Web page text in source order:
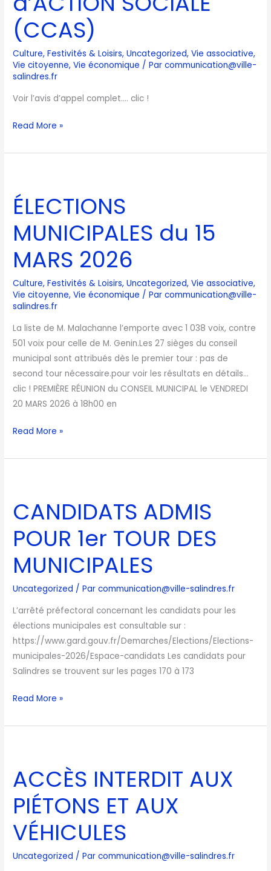
(CCAS)
Culture,Festivités & Loisirs,Uncategorized,Vie associative,
Vie citoyenne,Vie économique / Parcommunication@ville-
salindres.fr
Voir l’avis d’appel complet…. clic !
Read More »
ÉLECTIONS
MUNICIPALES du 15
MARS 2026
Culture,Festivités & Loisirs,Uncategorized,Vie associative,
Vie citoyenne,Vie économique / Parcommunication@ville-
salindres.fr
La liste de M. Malachanne l’emporte avec 1 038 voix, contre
501 voix pour celle de M. Genin.Les 27 sièges du conseil
municipal sont attribués dès le premier tour : pas de
second tour nécessaire.pour voir les résultats en détails…
clic ! PREMIÈRE RÉUNION du CONSEIL MUNICIPAL le VENDREDI
20 MARS 2026 à 18h00 en
du
MARS
Read More »
CANDIDATS ADMIS
POUR 1er TOUR DES
MUNICIPALES
Uncategorized / Parcommunication@ville-salindres.fr
L’arrêté préfectoral concernant les candidats pour les
élections municipales est consultable sur :
https://www.gard.gouv.fr/Demarches/Elections/Elections-
municipales-2026/Espace-candidats Les candidats pour
Salindres se trouvent sur les pages 170 à 173
POUR
TOUR
MUNICIPALES
Read More »
ACCÈS INTERDIT AUX
PIÉTONS ET AUX
VÉHICULES
Uncategorized / Parcommunication@ville-salindres.fr
AUX
PIÉTONS
ET
VÉHICULES